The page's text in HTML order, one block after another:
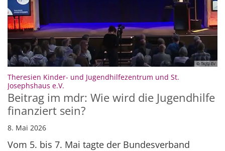
© TKJSJ-EV
Theresien Kinder- und Jugendhilfezentrum und St.
Josephshaus e.V.
Beitrag im mdr: Wie wird die Jugendhilfe
finanziert sein?
8. Mai 2026
Vom 5. bis 7. Mai tagte der Bundesverband